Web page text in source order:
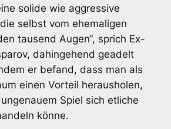
solide wie aggressive
selbst vom ehemaligen
tausend Augen“, sprich Ex-
dahingehend geadelt
er befand, dass man als
einen Vorteil herausholen,
Spiel sich etliche
könne.